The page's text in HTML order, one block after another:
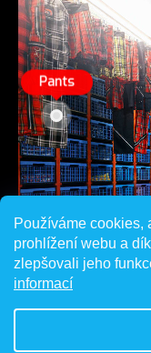
Používáme cookies,
prohlížení webu a
zlepšovali jeho
informací